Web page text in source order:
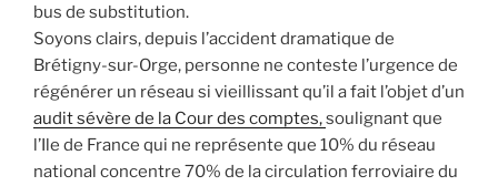
bus de substitution.
Soyons clairs, depuis l’accident dramatique de
Brétigny-sur-Orge, personne ne conteste l’urgence de
régénérer un réseau si vieillissant qu’il a fait l’objet d’un
audit sévère de la Cour des comptes,soulignant que
l’Ile de France qui ne représente que 10% du réseau
national concentre 70% de la circulation ferroviaire du